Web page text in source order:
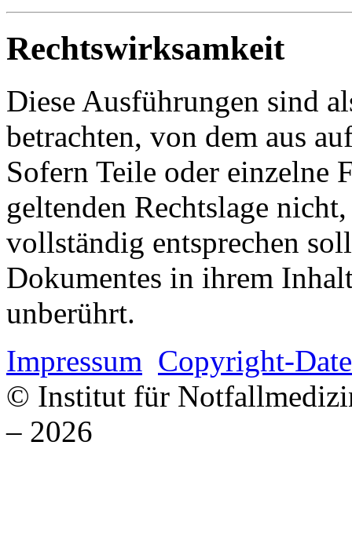
Rechtswirksamkeit
Diese Ausführungen sind
betrachten, von dem aus
Sofern Teile oder einzelne
geltenden Rechtslage
vollständig entsprechen
Dokumentes in ihrem
unberührt.
Impressum Copyright-
© Institut für
– 2026